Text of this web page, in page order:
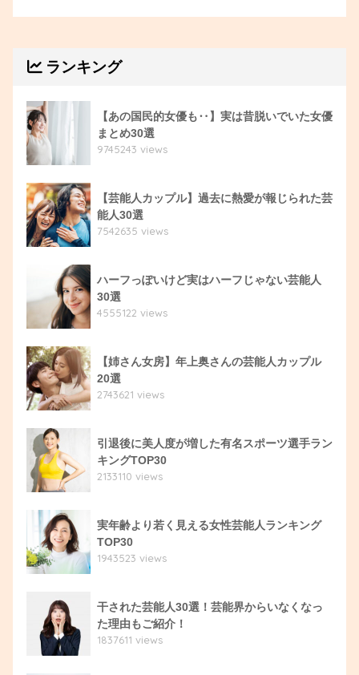
ランキング
【あの国民的女優も‥】実は昔脱いでいた女優
まとめ30選
9745243 views
【芸能人カップル】過去に熱愛が報じられた芸
能人30選
7542635 views
ハーフっぽいけど実はハーフじゃない芸能人
30選
4555122 views
【姉さん女房】年上奥さんの芸能人カップル
20選
2743621 views
引退後に美人度が増した有名スポーツ選手ラン
キングTOP30
2133110 views
実年齢より若く見える女性芸能人ランキング
TOP30
1943523 views
干された芸能人30選！芸能界からいなくなっ
た理由もご紹介！
1837611 views